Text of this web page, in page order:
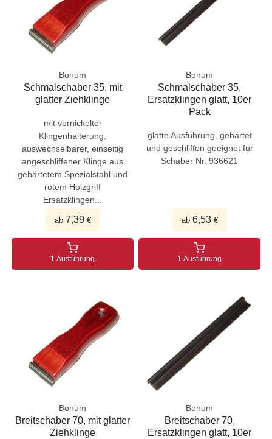
Bonum
Schmalschaber 35, mit
glatter Ziehklinge
mit vernickelter
Klingenhalterung,
auswechselbarer, einseitig
angeschliffener Klinge aus
gehärtetem Spezialstahl und
rotem Holzgriff
Ersatzklingen...
ab 7,39€
1 Ausführung
Bonum
Schmalschaber 35,
Ersatzklingen glatt, 10er
Pack
glatte Ausführung, gehärtet
und geschliffen geeignet für
Schaber Nr. 936621
ab 6,53€
1 Ausführung
Bonum
Breitschaber 70, mit glatter
Ziehklinge
Bonum
Breitschaber 70,
Ersatzklingen glatt, 10er